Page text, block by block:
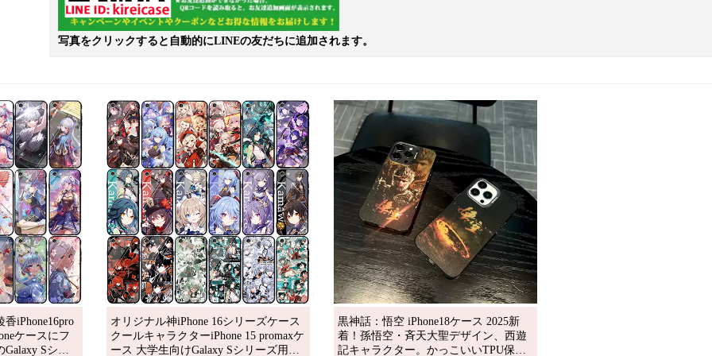
写真をクリックすると自動的にLINEの友だちに追加されます。
iPhone16pro
ケースにフ
Sシリ
オリジナル神iPhone 16シリーズケース
クールキャラクターiPhone 15 promaxケ
ース 大学生向けGalaxy Sシリーズ用ス
黒神話：悟空 iPhone18ケース 2025新
着！孫悟空・斉天大聖デザイン、西遊
記キャラクター。かっこいいTPU保護